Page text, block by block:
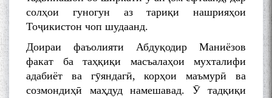
солҳои гуногун аз тариқи нашрияҳои
Тоҷикистон чоп шудаанд.
Доираи фаъолияти Абдуқодир Маниёзов
факат ба таҳқиқи масъалаҳои мухталифи
адабиёт ва гӯяндагӣ, корҳои маъмурӣ ва
созмондиҳӣ маҳдуд намешавад. Ӯ тадқиқи